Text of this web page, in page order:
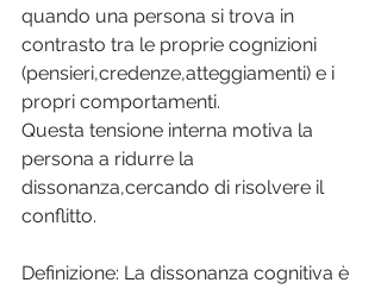
quando una persona si trova in
contrasto tra le proprie cognizioni
(pensieri,credenze,atteggiamenti) e i
propri comportamenti.
Questa tensione interna motiva la
persona a ridurre la
dissonanza,cercando di risolvere il
conflitto.
Definizione: La dissonanza cognitiva è